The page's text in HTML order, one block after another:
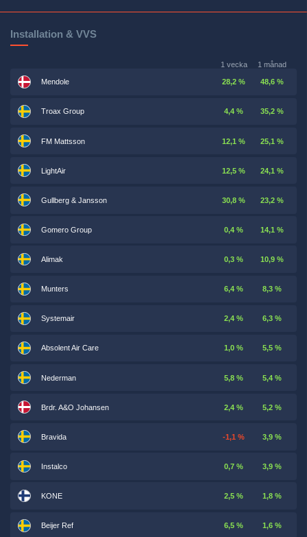
Installation & VVS
1 vecka 1 månad
Mendole 28,2 % 48,6 %
Troax Group 4,4 % 35,2 %
FM Mattsson 12,1 % 25,1 %
LightAir 12,5 % 24,1 %
Gullberg & Jansson 30,8 % 23,2 %
Gomero Group 0,4 % 14,1 %
Alimak 0,3 % 10,9 %
Munters 6,4 % 8,3 %
Systemair 2,4 % 6,3 %
Absolent Air Care 1,0 % 5,5 %
Nederman 5,8 % 5,4 %
Brdr. A&O Johansen 2,4 % 5,2 %
Bravida -1,1 % 3,9 %
Instalco 0,7 % 3,9 %
KONE 2,5 % 1,8 %
Beijer Ref 6,5 % 1,6 %